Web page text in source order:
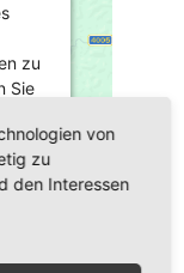
zu
Sie
von
zu
den Interessen